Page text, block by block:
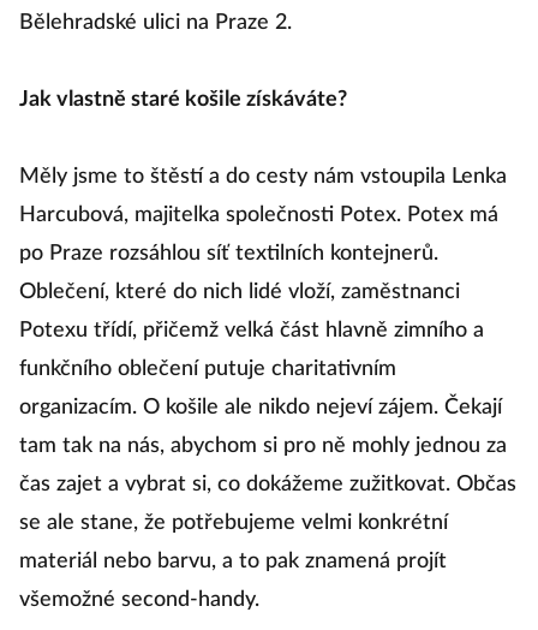
Bělehradské ulici na Praze 2.
Jak vlastně staré košile získáváte?
Měly jsme to štěstí a do cesty nám vstoupila Lenka
Harcubová, majitelka společnosti Potex. Potex má
po Praze rozsáhlou síť textilních kontejnerů.
Oblečení, které do nich lidé vloží, zaměstnanci
Potexu třídí, přičemž velká část hlavně zimního a
funkčního oblečení putuje charitativním
organizacím. O košile ale nikdo nejeví zájem. Čekají
tam tak na nás, abychom si pro ně mohly jednou za
čas zajet a vybrat si, co dokážeme zužitkovat. Občas
se ale stane, že potřebujeme velmi konkrétní
materiál nebo barvu, a to pak znamená projít
všemožné second-handy.